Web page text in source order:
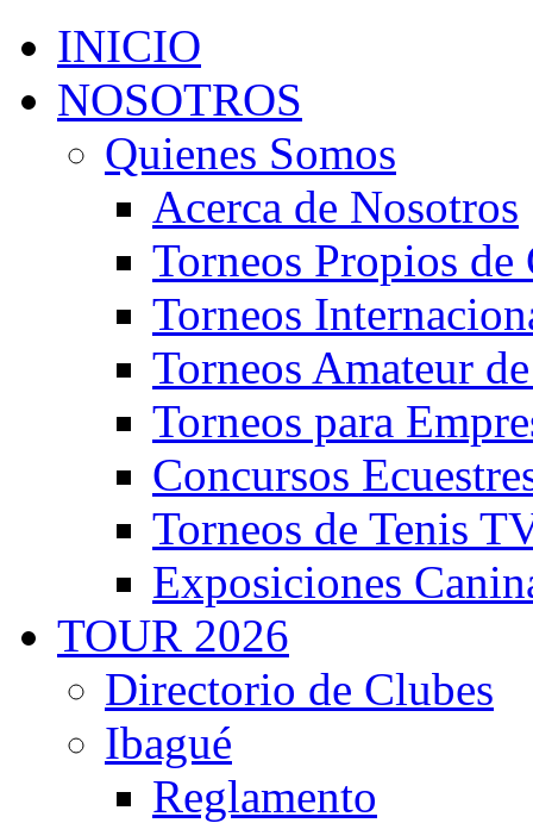
INICIO
NOSOTROS
Quienes Somos
Acerca de Nosotros
Torneos Propios
Torneos
Torneos Amateur
Torneos para
Concursos
Torneos de Tenis
Exposiciones
TOUR 2026
Directorio de Clubes
Ibagué
Reglamento